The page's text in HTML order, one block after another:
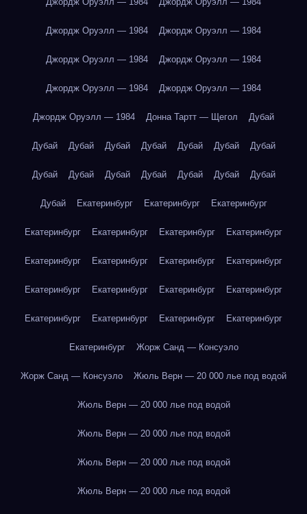
Джордж Оруэлл — 1984 Джордж Оруэлл — 1984
Джордж Оруэлл — 1984 Джордж Оруэлл — 1984
Джордж Оруэлл — 1984 Джордж Оруэлл — 1984
Джордж Оруэлл — 1984 Донна Тартт — Щегол Дубай
Дубай Дубай Дубай Дубай Дубай Дубай Дубай
Дубай Дубай Дубай Дубай Дубай Дубай Дубай
Дубай Екатеринбург Екатеринбург Екатеринбург
Екатеринбург Екатеринбург Екатеринбург Екатеринбург
Екатеринбург Екатеринбург Екатеринбург Екатеринбург
Екатеринбург Екатеринбург Екатеринбург Екатеринбург
Екатеринбург Екатеринбург Екатеринбург Екатеринбург
Екатеринбург Жорж Санд — Консуэло
Жорж Санд — Консуэло Жюль Верн — 20 000 лье под водой
Жюль Верн — 20 000 лье под водой
Жюль Верн — 20 000 лье под водой
Жюль Верн — 20 000 лье под водой
Жюль Верн — 20 000 лье под водой